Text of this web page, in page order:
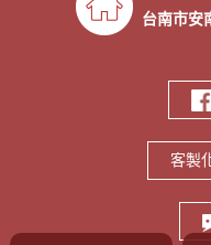
．客製氣囊手機支
．鑰匙圈少量客製
．鑰匙圈客製化專
．台南螢幕擦拭貼
．選舉宣傳造勢擦
．伸縮氣囊手機支
台南市安
客製